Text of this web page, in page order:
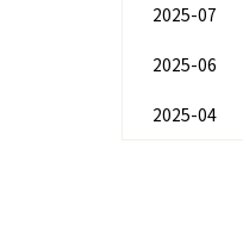
2025-07
2025-06
2025-04